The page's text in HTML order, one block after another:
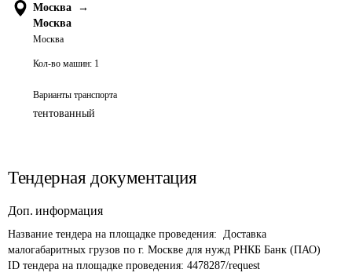
Москва
→
Москва
Москва
Кол-во машин: 1
Варианты транспорта
тентованный
Тендерная документация
Доп. информация
Название тендера на площадке проведения: Доставка
малогабаритных грузов по г. Москве для нужд РНКБ Банк (ПАО)
ID тендера на площадке проведения: 4478287/request